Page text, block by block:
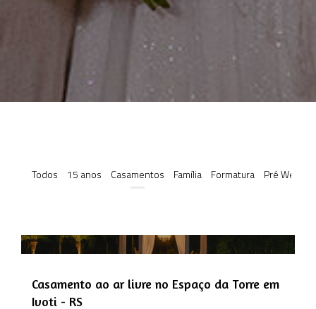
Todos 15 anos Casamentos Família Formatura Pré
Casamento ao ar livre no Espaço da Torre em
Ivoti - RS